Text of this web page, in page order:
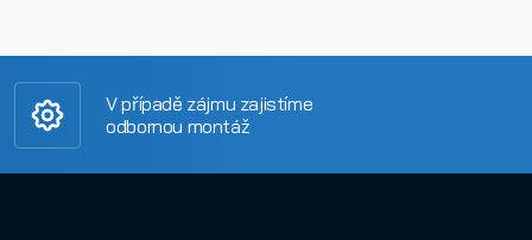
V případě zájmu zajistíme
odbornou montáž